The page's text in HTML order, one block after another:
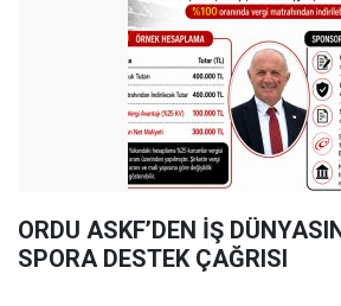
ORDU ASKF’DEN İŞ
SPORA DESTEK ÇAĞRISI